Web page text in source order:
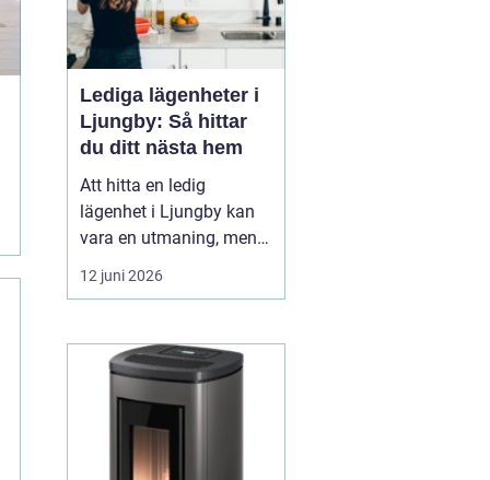
Lediga lägenheter i
Ljungby: Så hittar
du ditt nästa hem
Att hitta en ledig
lägenhet i Ljungby kan
vara en utmaning, men
med rätt strategi och
information går det att
bostadsmarknaden
effektivt. Ljungby, en
centralort i Kronobergs
län, erbjuder inte bara
historik och charm, ut...
12 juni 2026